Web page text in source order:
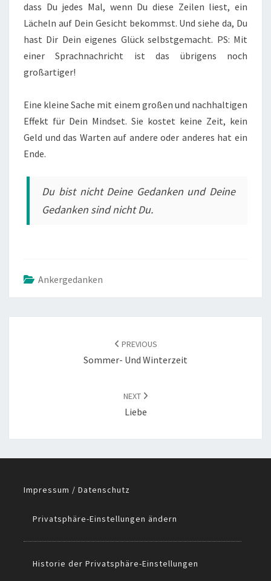
dass Du jedes Mal, wenn Du diese Zeilen liest, ein
Lächeln auf Dein Gesicht bekommst. Und siehe da, Du
hast Dir Dein eigenes Glück selbstgemacht. PS: Mit
einer Sprachnachricht ist das übrigens noch
großartiger!
Eine kleine Sache mit einem großen und nachhaltigen
Effekt für Dein Mindset. Sie kostet keine Zeit, kein
Geld und das Warten auf andere oder anderes hat ein
Ende.
Du bist nicht Deine Gedanken und Deine
Gedanken sind nicht Du.
Ankergedanken
PREVIOUS
Sommer- Und Winterzeit
NEXT
Liebe
Impressum / Datenschutz
Privatsphäre-Einstellungen ändern
Historie der Privatsphäre-Einstellungen